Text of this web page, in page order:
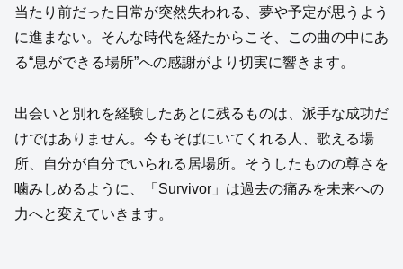
当たり前だった日常が突然失われる、夢や予定が思うよう
に進まない。そんな時代を経たからこそ、この曲の中にあ
る“息ができる場所”への感謝がより切実に響きます。
出会いと別れを経験したあとに残るものは、派手な成功だ
けではありません。今もそばにいてくれる人、歌える場
所、自分が自分でいられる居場所。そうしたものの尊さを
噛みしめるように、「Survivor」は過去の痛みを未来への
力へと変えていきます。